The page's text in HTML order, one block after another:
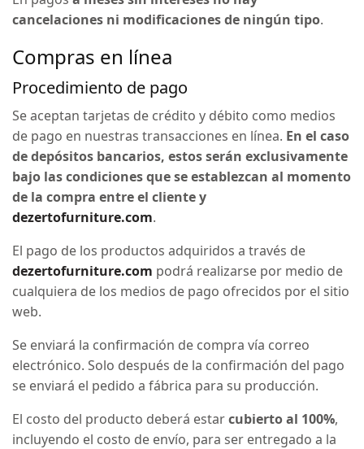
cancelaciones ni modificaciones de ningún tipo.
Compras en línea
Procedimiento de pago
Se aceptan tarjetas de crédito y débito como medios
de pago en nuestras transacciones en línea. En el caso
de depósitos bancarios, estos serán exclusivamente
bajo las condiciones que se establezcan al momento
de la compra entre el cliente y
dezertofurniture.com.
El pago de los productos adquiridos a través de
dezertofurniture.com podrá realizarse por medio de
cualquiera de los medios de pago ofrecidos por el sitio
web.
Se enviará la confirmación de compra vía correo
electrónico. Solo después de la confirmación del pago
se enviará el pedido a fábrica para su producción.
El costo del producto deberá estarcubierto al 100%,
incluyendo el costo de envío, para ser entregado a la